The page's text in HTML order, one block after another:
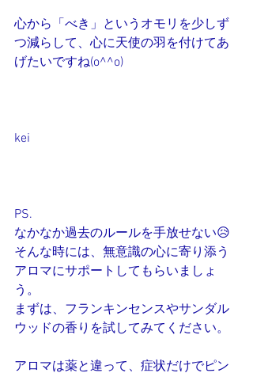
心から「べき」というオモリを少しず
つ減らして、心に天使の羽を付けてあ
げたいですね(o^^o)
kei
PS.
なかなか過去のルールを手放せない😥
そんな時には、無意識の心に寄り添う
アロマにサポートしてもらいましょ
う。
まずは、フランキンセンスやサンダル
ウッドの香りを試してみてください。
アロマは薬と違って、症状だけでピン